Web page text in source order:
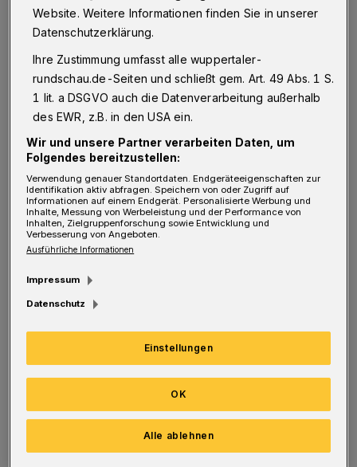
I n Deutschland leben zurzeit rund 1,7
Millionen Menschen mit einer Demenz. Die
Tendenz geht dahin, dass sich diese Zahl
jährlich um etwa 40.000 Personen erhöht. Die
meisten Menschen, die an Demenz erkrankt
sind, leben im vertrauten Umfeld, auch in
Langerfeld. Genau da möchte das
Quartiersbüro „Tuhuus“ ansetzen, Impulse
setzen und Anregungen geben, die dazu
gestaltet. Das Thema Demenz wird
transparenter und sichtbarer, das Wissen
darum wird erhöht. Das Sichtbare führt zu
einer Enttabuisierung der Erkrankung,
letztlich zu einer Verbesserung der
Website. Weitere Informationen finden Sie in unserer
Datenschutzerklärung.
Ihre Zustimmung umfasst alle wuppertaler-
rundschau.de-Seiten und schließt gem. Art. 49 Abs. 1 S.
1 lit. a DSGVO auch die Datenverarbeitung außerhalb
des EWR, z.B. in den USA ein.
Wir und unsere Partner verarbeiten Daten, um
Folgendes bereitzustellen:
Verwendung genauer Standortdaten. Endgeräteeigenschaften zur
Identifikation aktiv abfragen. Speichern von oder Zugriff auf
Informationen auf einem Endgerät. Personalisierte Werbung und
Inhalte, Messung von Werbeleistung und der Performance von
Inhalten, Zielgruppenforschung sowie Entwicklung und
Verbesserung von Angeboten.
Ausführliche Informationen
Impressum
Datenschutz
Einstellungen
Alle ablehnen
OK